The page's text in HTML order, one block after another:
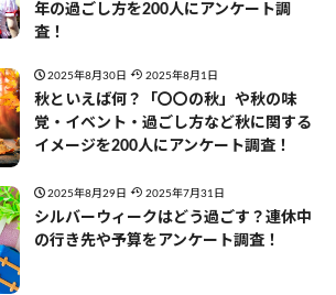
年の過ごし方を200人にアンケート調
査！
2025年8月30日 2025年8月1日
秋といえば何？「〇〇の秋」や秋の味
覚・イベント・過ごし方など秋に関する
イメージを200人にアンケート調査！
2025年8月29日 2025年7月31日
シルバーウィークはどう過ごす？連休中
の行き先や予算をアンケート調査！